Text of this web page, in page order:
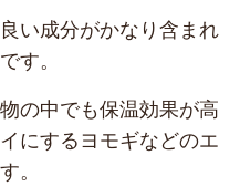
い成分がかなり含まれ
す。
の中でも保温効果が高
にするヨモギなどのエ
。